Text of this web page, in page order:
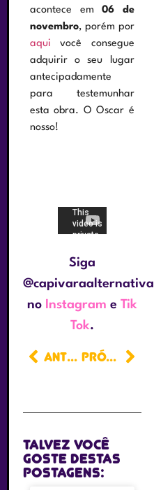
acontece em06 de
novembro, porém por
aqui você consegue
adquirir o seu lugar
antecipadamente
para testemunhar
esta obra. O Oscar é
nosso!
Siga
@capivaraalternativa
no Instagram e Tik
Tok.
ANTERIOR PRÓXIMO
Talvez você
goste destas
postagens: